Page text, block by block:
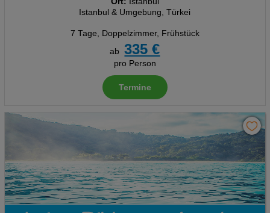
Social Media CookiesIstanbul & Umgebung, Türkei
7 Tage, Doppelzimmer, Frühstück
ab
335 €
pro Person
Termine